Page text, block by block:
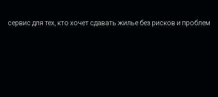
сервис для тех, кто хочет сдавать жилье без рисков и проблем